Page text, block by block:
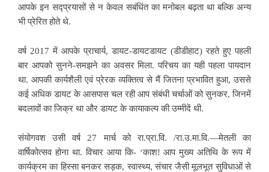
आपके इन सद्प्रयासों से न केवल सबंधिंत का मनोबल बढ़ता था बल्कि अन्य
भी प्रेरित होते थे.
वर्ष 2017 में आपके प्राचार्य, ​डायट-डायटडायट (डीडीहाट) रहते हुए पहली
बार आपको सुनने-समझने का अवसर मिला. परिचय का यही पहला पायदान
था. आपकी कार्यशैली एवं प्रेरक व्यक्तित्व से मैं जितना प्रभावित हुआ, उससे
कई अधिक डायट के आसपास चल रही आप संबंधी चर्चाओं को सुनकर, जिनमें
बदलावों का जिक्र था और डायट के कायाकल्प की उम्मीदें थी.
संयोगवश उसी वर्ष 27 मार्च को रा.प्रा.वि. /रा.उ.मा.वि.—मेतली का
वार्षिकोत्सव होना था. विचार आया कि- ‘काश! आप मुख्य अतिथि के रूप में
कार्यक्रम का हिस्सा बनकर सड़क, स्वास्थ्य, संचार जैसी मूलभूत सुविधाओं से